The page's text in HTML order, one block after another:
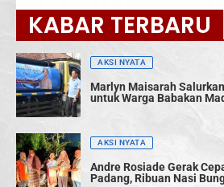
KABAR TERBARU
AKSI NYATA
Marlyn Maisarah
untuk Warga Babakan
AKSI NYATA
Andre Rosiade Gerak
Padang, Ribuan Nasi